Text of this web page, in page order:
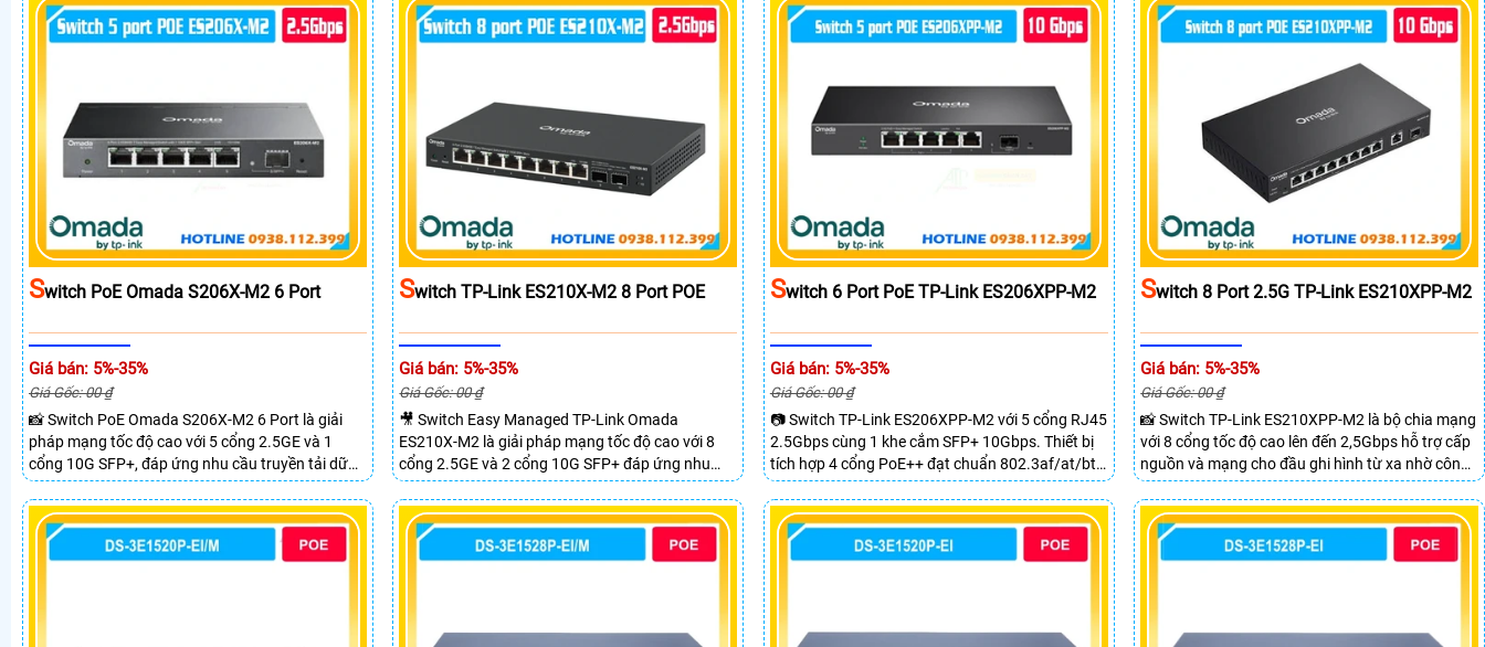
SWitch PoE Omada S206X-M2 6 Port
Giá bán: 5%-35%
Giá Gốc: 00 ₫
📸 Switch PoE Omada S206X-M2 6 Port là giải
pháp mạng tốc độ cao với 5 cổng 2.5GE và 1
cổng 10G SFP+, đáp ứng nhu cầu truyền tải dữ
liệu lớn sở hữu băng thông chuyển mạch 45Gbps
cùng tốc độ chuyển tiếp 33.48Mpps, mang lại
hiệu suất ổn định cho doanh nghiệp văn phòng
và hệ thống mạng hiện đại.
SWitch TP-Link ES210X-M2 8 Port POE
Giá bán: 5%-35%
Giá Gốc: 00 ₫
🎥 Switch Easy Managed TP-Link Omada
ES210X-M2 là giải pháp mạng tốc độ cao với 8
cổng 2.5GE và 2 cổng 10G SFP+ đáp ứng nhu
cầu truyền tải dữ liệu lớn sở hữu băng thông
chuyển mạch 80Gbps tốc độ chuyển tiếp
59.52Mpps mang lại kết nối ổn định cho doanh
nghiệp văn phòng và hệ thống mạng hiện đại.
SWitch 6 Port PoE TP-Link ES206XPP-M2
Giá bán: 5%-35%
Giá Gốc: 00 ₫
📷 Switch TP-Link ES206XPP-M2 với 5 cổng RJ45
2.5Gbps cùng 1 khe cắm SFP+ 10Gbps. Thiết bị
tích hợp 4 cổng PoE++ đạt chuẩn 802.3af/at/bt
tổng công suất 120W cấp nguồn đến 90W mỗi
cổng đáp ứng tốt hệ thống camera IP và WiFi
hiệu suất cao.
SWitch 8 Port 2.5G TP-Link ES210XPP-M2
Giá bán: 5%-35%
Giá Gốc: 00 ₫
📸 Switch TP-Link ES210XPP-M2 là bộ chia mạng
với 8 cổng tốc độ cao lên đến 2,5Gbps hỗ trợ cấp
nguồn và mạng cho đầu ghi hình từ xa nhờ công
suất POE lên đến